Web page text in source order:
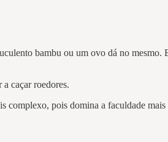
bambu ou um ovo dá no mesmo.
caçar roedores.
complexo, pois domina a faculdade mais